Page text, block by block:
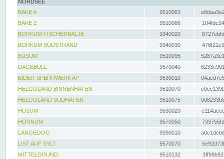
NORDSEE
BAKE A
9510063
BAKE Z
9510066
BORKUM FISCHERBALJE
9340020
BORKUM SÜDSTRAND
9340030
BÜSUM
9510095
DAGEBÜLL
9570040
EIDER-SPERRWERK AP
9530010
HELGOLAND BINNENHAFEN
9510070
HELGOLAND SÜDHAFEN
9510075
HUSUM
9530020
HÖRNUM
9570050
LANGEOOG
9390010
LIST AUF SYLT
9570070
MITTELGRUND
9510132